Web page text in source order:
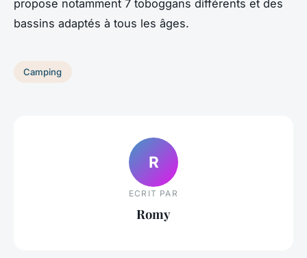
propose notamment 7 toboggans différents et des
bassins adaptés à tous les âges.
Camping
R
ECRIT PAR
Romy